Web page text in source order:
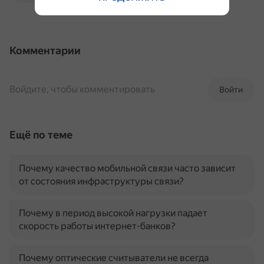
Комментарии
Войти
Войдите, чтобы комментировать
Ещё по теме
Почему качество мобильной связи часто зависит
от состояния инфраструктуры связи?
Почему в период высокой нагрузки падает
скорость работы интернет-банков?
Почему оптические считыватели не всегда